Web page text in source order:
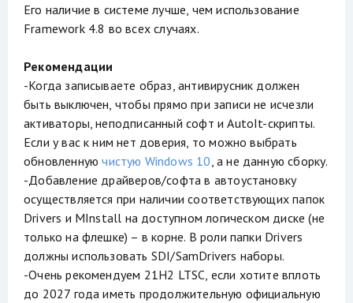
Его наличие в системе лучше, чем использование
Framework 4.8 во всех случаях.
Рекомендации
-Когда записываете образ, антивирусник должен
быть выключен, чтобы прямо при записи не исчезли
активаторы, неподписанный софт и AutoIt-скрипты.
Если у вас к ним нет доверия, то можно выбрать
обновленнуючистую Windows 10 , а не данную сборку.
-Добавление драйверов/софта в автоустановку
осуществляется при наличии соответствующих папок
Drivers и MInstall на доступном логическом диске (не
только на флешке) – в корне. В роли папки Drivers
должны использовать SDI/SamDrivers наборы.
-Очень рекомендуем 21H2 LTSC, если хотите вплоть
до 2027 года иметь продолжительную официальную